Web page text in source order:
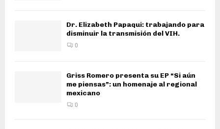
Dr. Elizabeth Papaqui: trabajando para
disminuir la transmisión del VIH.
0
Griss Romero presenta su EP “Si aún
me piensas”: un homenaje al regional
mexicano
0